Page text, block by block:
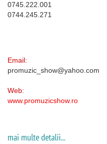
0745.222.001
0744.245.271
Email:
promuzic_show@yahoo.com
Web:
www.promuzicshow.ro
mai multe detalii...